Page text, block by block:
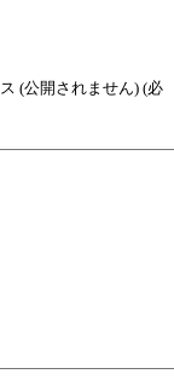
(公開されません) (必